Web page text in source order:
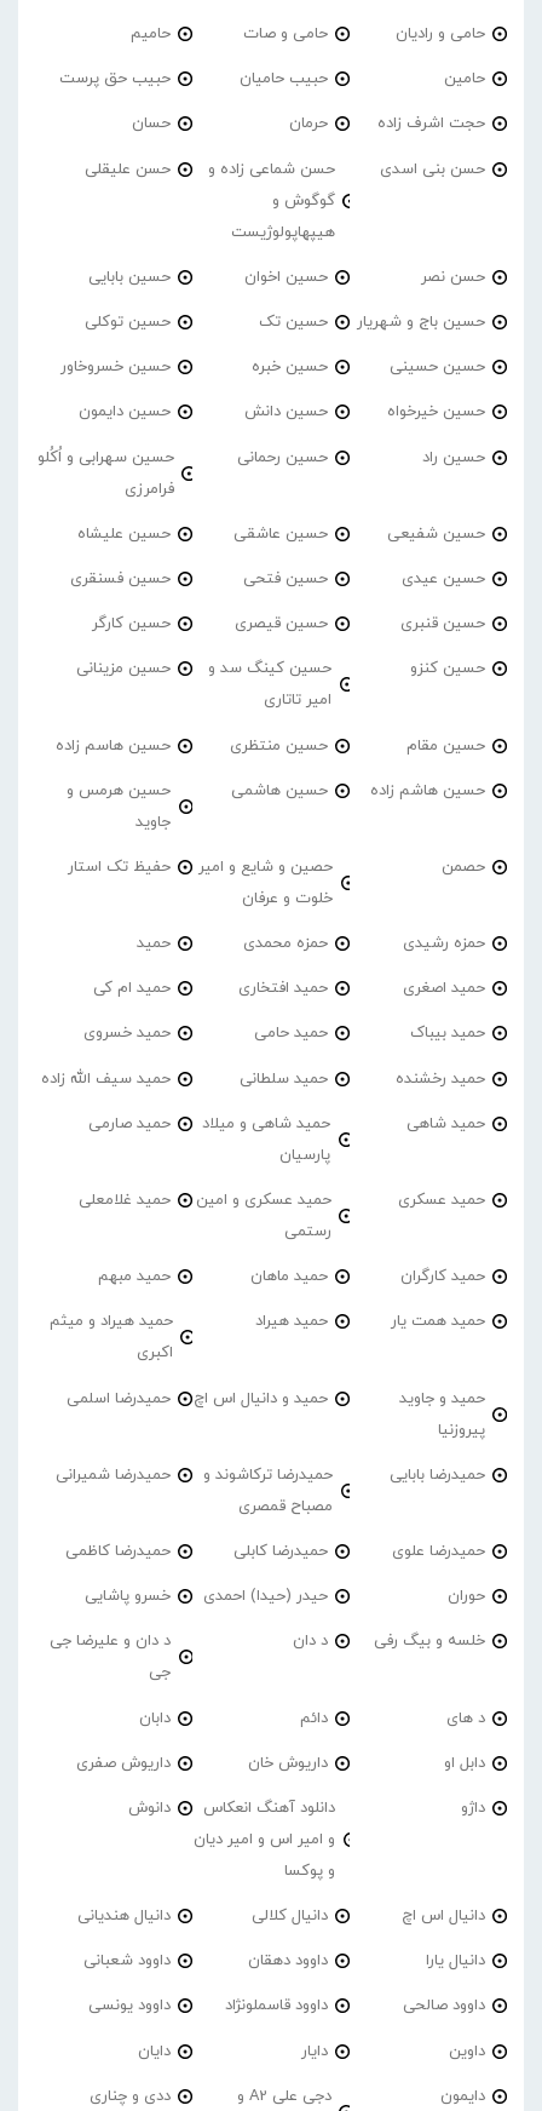
حامی و رادیان حامی و صات حامیم
حامین حبیب حامیان حبیب حق پرست
حجت اشرف زاده حرمان حسان
حسن بنی اسدی
حسن شماعی زاده و
گوگوش و
هیپهاپولوژیست
حسن علیقلی
حسن نصر حسین اخوان حسین بابایی
حسین باج و شهریار حسین تک حسین توکلی
حسین حسینی حسین خبره حسین خسروخاور
حسین خیرخواه حسین دانش حسین دایمون
حسین راد حسین رحمانی
حسین سهرابی و اُکُلو
فرامرزی
حسین شفیعی حسین عاشقی حسین علیشاه
حسین عیدی حسین فتحی حسین فسنقری
حسین قنبری حسین قیصری حسین کارگر
حسین کنزو
حسین کینگ سد و
امیر تاتاری
حسین مزینانی
حسین مقام حسین منتظری حسین هاسم زاده
حسین هاشم زاده حسین هاشمی
حسین هرمس و
جاوید
حصمن
حصین و شایع و امیر
خلوت و عرفان
حفیظ تک استار
حمزه رشیدی حمزه محمدی حمید
حمید اصغری حمید افتخاری حمید ام کی
حمید بیباک حمید حامی حمید خسروی
حمید رخشنده حمید سلطانی حمید سیف الله زاده
حمید شاهی
حمید شاهی و میلاد
پارسیان
حمید صارمی
حمید عسکری
حمید عسکری و امین
رستمی
حمید غلامعلی
حمید کارگران حمید ماهان حمید مبهم
حمید همت یار حمید هیراد
حمید هیراد و میثم
اکبری
حمید و جاوید
پیروزنیا
حمید و دانیال اس اچ حمیدرضا اسلمی
حمیدرضا بابایی
حمیدرضا ترکاشوند و
مصباح قمصری
حمیدرضا شمیرانی
حمیدرضا علوی حمیدرضا کابلی حمیدرضا کاظمی
حوران حیدر (حیدا) احمدی خسرو پاشایی
خلسه و بیگ رفی د دان
د دان و علیرضا جی
جی
د های دائم دابان
دابل او داریوش خان داریوش صفری
داژو
دانلود آهنگ انعکاس
و امیر اس و امیر دیان
و پوکسا
دانوش
دانیال اس اچ دانیال کلالی دانیال هندیانی
دانیال یارا داوود دهقان داوود شعبانی
داوود صالحی داوود قاسملونژاد داوود یونسی
داوین دایار دایان
دایمون
دجی علی A2 و
ددی و چناری